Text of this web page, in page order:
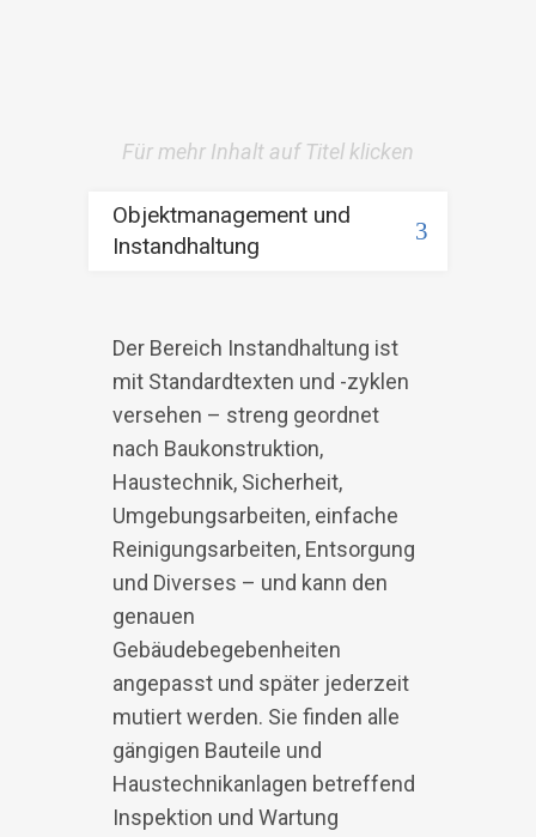
Für mehr Inhalt auf Titel klicken
Objektmanagement und
Instandhaltung
Der Bereich Instandhaltung ist
mit Standardtexten und -zyklen
versehen – streng geordnet
nach Baukonstruktion,
Haustechnik, Sicherheit,
Umgebungsarbeiten, einfache
Reinigungsarbeiten, Entsorgung
und Diverses – und kann den
genauen
Gebäudebegebenheiten
angepasst und später jederzeit
mutiert werden. Sie finden alle
gängigen Bauteile und
Haustechnikanlagen betreffend
Inspektion und Wartung